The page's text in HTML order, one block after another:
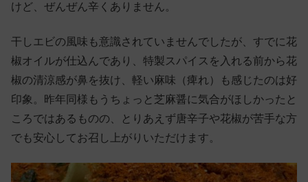
けど、ぜんぜん辛くありません。
干しエビの風味も意識されていませんでしたが、すでに花
椒オイルが仕込んであり、特製スパイスを入れる前から花
椒の清涼感が鼻を抜け、軽い麻味（痺れ）も感じたのは好
印象。昨年同様もうちょっと芝麻醤に気合がほしかったと
ころではあるものの、とりあえず唐辛子や花椒が苦手な方
でも安心してお召し上がりいただけます。